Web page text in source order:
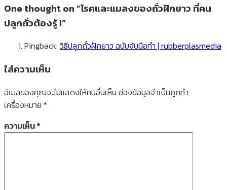
One thought on “โรคและแมลงของถั่วฝักยาว ที่คน
ปลูกถั่วต้องรู้ !”
Pingback: วิธีปลูกถั่วฝักยาว ฉบับจับมือทำ | rubberplasmedia
ใส่ความเห็น
อีเมลของคุณจะไม่แสดงให้คนอื่นเห็น ช่องข้อมูลจำเป็นถูกทำ
เครื่องหมาย *
ความเห็น*